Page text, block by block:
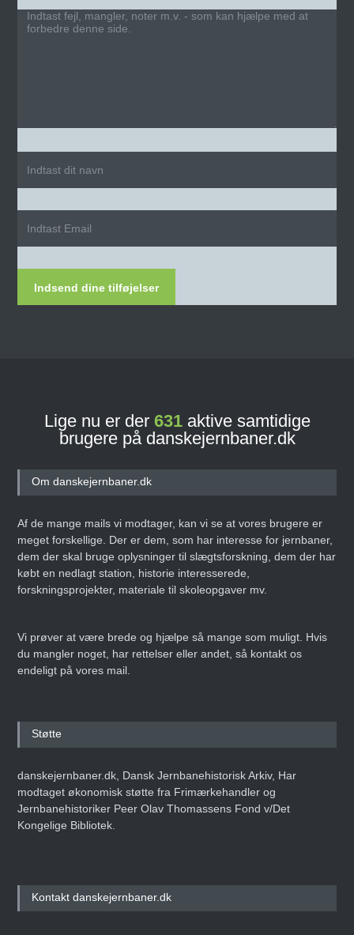
Indsend dine tilføjelser
Lige nu er der 631aktive samtidige
brugere på danskejernbaner.dk
Om danskejernbaner.dk
Af de mange mails vi modtager, kan vi se at vores brugere er
meget forskellige. Der er dem, som har interesse for jernbaner,
dem der skal bruge oplysninger til slægtsforskning, dem der har
købt en nedlagt station, historie interesserede,
forskningsprojekter, materiale til skoleopgaver mv.
Vi prøver at være brede og hjælpe så mange som muligt. Hvis
du mangler noget, har rettelser eller andet, så kontakt os
endeligt på vores mail.
Støtte
danskejernbaner.dk, Dansk Jernbanehistorisk Arkiv, Har
modtaget økonomisk støtte fra Frimærkehandler og
Jernbanehistoriker Peer Olav Thomassens Fond v/Det
Kongelige Bibliotek.
Kontakt danskejernbaner.dk